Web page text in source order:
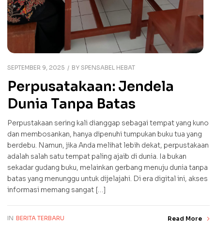
SEPTEMBER 9, 2025 BY SPENSABEL HEBAT
Perpusatakaan: Jendela
Dunia Tanpa Batas
Perpustakaan sering kali dianggap sebagai tempat yang kuno
dan membosankan, hanya dipenuhi tumpukan buku tua yang
berdebu. Namun, jika Anda melihat lebih dekat, perpustakaan
adalah salah satu tempat paling ajaib di dunia. Ia bukan
sekadar gudang buku, melainkan gerbang menuju dunia tanpa
batas yang menunggu untuk dijelajahi. Di era digital ini, akses
informasi memang sangat […]
IN BERITA TERBARU Read More